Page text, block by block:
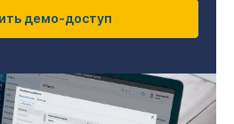
демо-доступ